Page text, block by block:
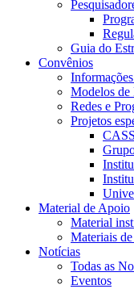
Guia do
Convênios
Modelos de
Redes e
Projetos
CASS
Material de Apoio
Material
Materiais
Notícias
Todas as
Eventos